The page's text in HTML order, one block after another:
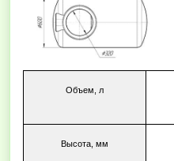
Объем, л
Высота, мм